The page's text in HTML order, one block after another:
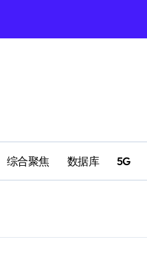
综合聚焦 数据库 5G